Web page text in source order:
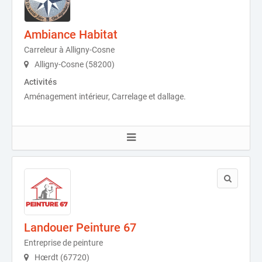
Ambiance Habitat
Carreleur à Alligny-Cosne
Alligny-Cosne (58200)
Activités
Aménagement intérieur, Carrelage et dallage.
Landouer Peinture 67
Entreprise de peinture
Hœrdt (67720)